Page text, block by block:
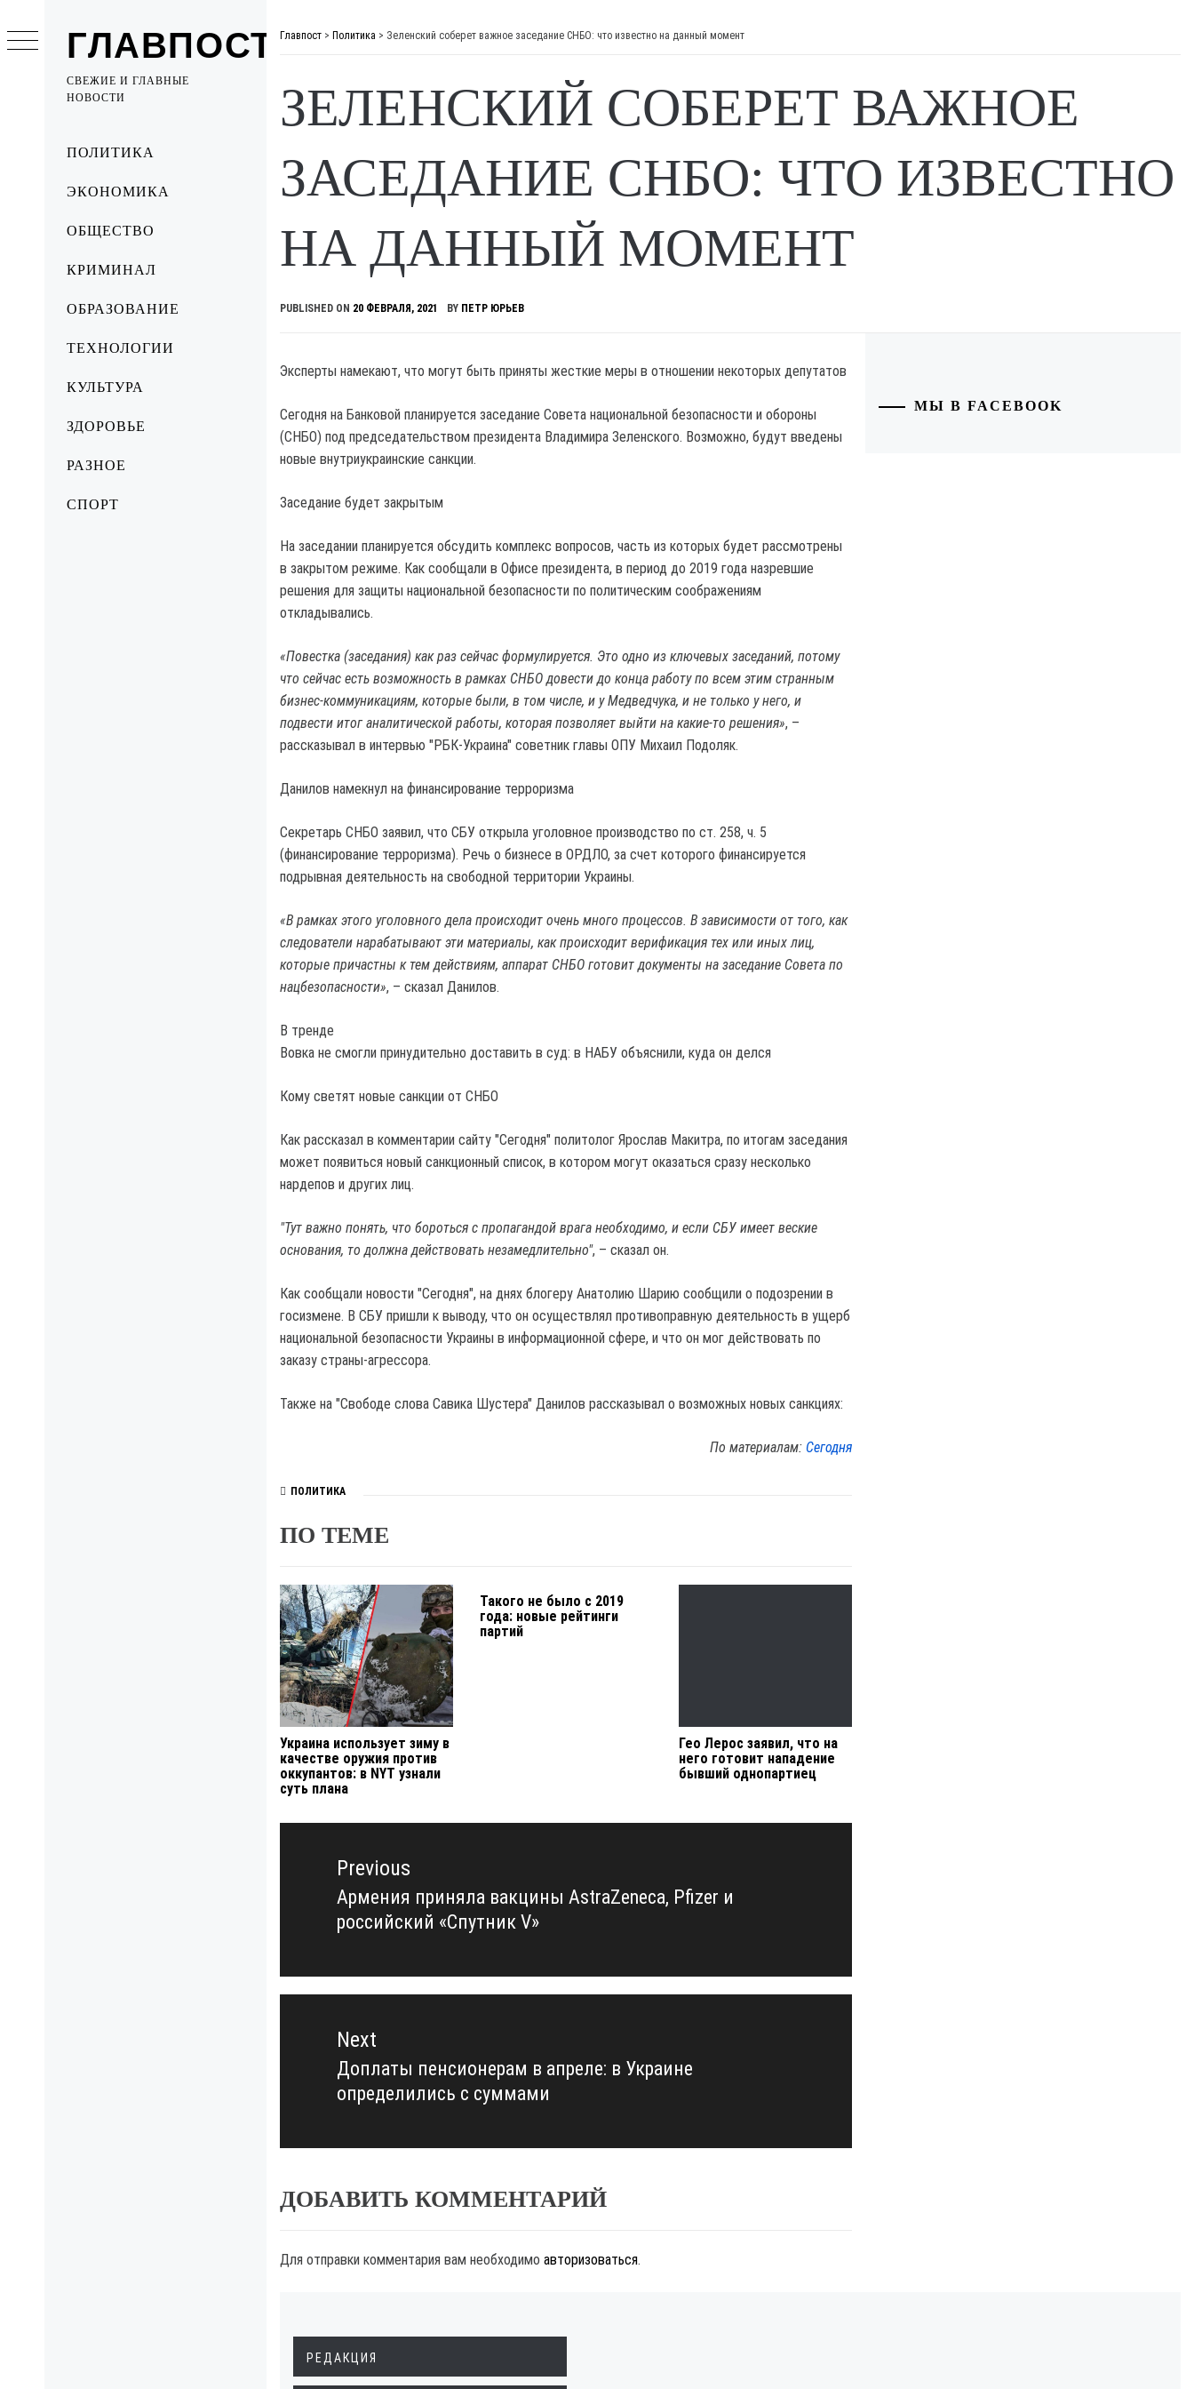
ГЛАВПОСТ
СВЕЖИЕ И ГЛАВНЫЕ
НОВОСТИ
ПОЛИТИКА
ЭКОНОМИКА
ОБЩЕСТВО
КРИМИНАЛ
ОБРАЗОВАНИЕ
ТЕХНОЛОГИИ
КУЛЬТУРА
ЗДОРОВЬЕ
РАЗНОЕ
СПОРТ
to
content
Главпост > Политика > Зеленский соберет важное заседание СНБО: что известно на данный момент
ЗЕЛЕНСКИЙ СОБЕРЕТ ВАЖНОЕ
ЗАСЕДАНИЕ СНБО: ЧТО ИЗВЕСТНО
НА ДАННЫЙ МОМЕНТ
PUBLISHED ON 20 ФЕВРАЛЯ, 2021 BY ПЕТР ЮРЬЕВ
Эксперты намекают, что могут быть приняты жесткие меры в отношении некоторых депутатов
Сегодня на Банковой планируется заседание Совета национальной безопасности и обороны
(СНБО) под председательством президента Владимира Зеленского. Возможно, будут введены
новые внутриукраинские санкции.
Заседание будет закрытым
На заседании планируется обсудить комплекс вопросов, часть из которых будет рассмотрены
в закрытом режиме. Как сообщали в Офисе президента, в период до 2019 года назревшие
решения для защиты национальной безопасности по политическим соображениям
откладывались.
«Повестка (заседания) как раз сейчас формулируется. Это одно из ключевых заседаний, потому
что сейчас есть возможность в рамках СНБО довести до конца работу по всем этим странным
бизнес-коммуникациям, которые были, в том числе, и у Медведчука, и не только у него, и
подвести итог аналитической работы, которая позволяет выйти на какие-то решения», –
рассказывал в интервью "РБК-Украина" советник главы ОПУ Михаил Подоляк.
Данилов намекнул на финансирование терроризма
Секретарь СНБО заявил, что СБУ открыла уголовное производство по ст. 258, ч. 5
(финансирование терроризма). Речь о бизнесе в ОРДЛО, за счет которого финансируется
подрывная деятельность на свободной территории Украины.
«В рамках этого уголовного дела происходит очень много процессов. В зависимости от того, как
следователи нарабатывают эти материалы, как происходит верификация тех или иных лиц,
которые причастны к тем действиям, аппарат СНБО готовит документы на заседание Совета по
нацбезопасности», – сказал Данилов.
В тренде
Вовка не смогли принудительно доставить в суд: в НАБУ объяснили, куда он делся
Кому светят новые санкции от СНБО
Как рассказал в комментарии сайту "Сегодня" политолог Ярослав Макитра, по итогам заседания
может появиться новый санкционный список, в котором могут оказаться сразу несколько
нардепов и других лиц.
"Тут важно понять, что бороться с пропагандой врага необходимо, и если СБУ имеет веские
основания, то должна действовать незамедлительно", – сказал он.
Как сообщали новости "Сегодня", на днях блогеру Анатолию Шарию сообщили о подозрении в
госизмене. В СБУ пришли к выводу, что он осуществлял противоправную деятельность в ущерб
национальной безопасности Украины в информационной сфере, и что он мог действовать по
заказу страны-агрессора.
Также на "Свободе слова Савика Шустера" Данилов рассказывал о возможных новых санкциях:
По материалам: Сегодня
ПОЛИТИКА
ПО ТЕМЕ
Украина использует зиму в
качестве оружия против
оккупантов: в NYT узнали
суть плана
Такого не было с 2019
года: новые рейтинги
партий
Гео Лерос заявил, что на
него готовит нападение
бывший однопартиец
записямPrevious
Previous
post:
Армения приняла вакцины AstraZeneca, Pfizer и
российский «Спутник V»
Next
Next
post:
Доплаты пенсионерам в апреле: в Украине
определились с суммами
ДОБАВИТЬ КОММЕНТАРИЙ
Для отправки комментария вам необходимо авторизоваться.
МЫ В FACEBOOK
РЕДАКЦИЯ